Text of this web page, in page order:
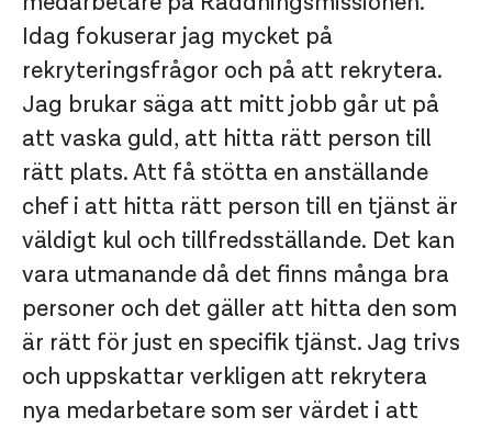
Idag fokuserar jag mycket på
rekryteringsfrågor och på att rekrytera.
Jag brukar säga att mitt jobb går ut på
att vaska guld, att hitta rätt person till
rätt plats. Att få stötta en anställande
chef i att hitta rätt person till en tjänst är
väldigt kul och tillfredsställande. Det kan
vara utmanande då det finns många bra
personer och det gäller att hitta den som
är rätt för just en specifik tjänst. Jag trivs
och uppskattar verkligen att rekrytera
nya medarbetare som ser värdet i att